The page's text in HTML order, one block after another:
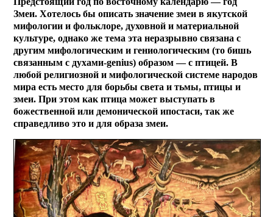
Змеи. Хотелось бы описать значение змеи в якутской
мифологии и фольклоре, духовной и материальной
культуре, однако же тема эта неразрывно связана с
другим мифологическим и гениологическим (то бишь
связанным с духами-genius) образом — с птицей. В
любой религиозной и мифологической системе народов
мира есть место для борьбы света и тьмы, птицы и
змеи. При этом как птица может выступать в
божественной или демонической ипостаси, так же
справедливо это и для образа змеи.